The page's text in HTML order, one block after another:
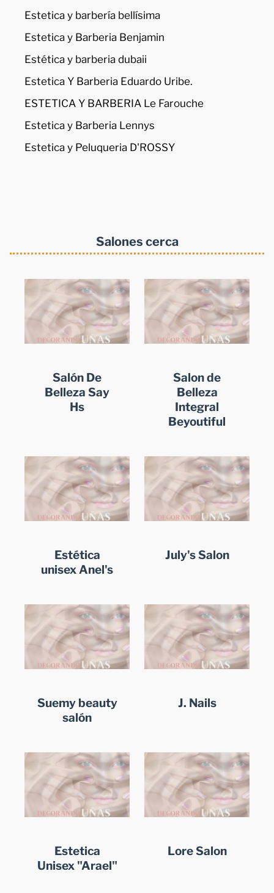
Estetica y barbería bellísima
Estetica y Barberia Benjamin
Estética y barberia dubaii
Estetica Y Barberia Eduardo Uribe.
ESTETICA Y BARBERIA Le Farouche
Estetica y Barberia Lennys
Estetica y Peluqueria D'ROSSY
Salones cerca
Salón De
Belleza Say
Hs
Salon de
Belleza
Integral
Beyoutiful
Estética
unisex Anel's
July's Salon
Suemy beauty
salón
J. Nails
Estetica
Unisex "Arael"
Lore Salon